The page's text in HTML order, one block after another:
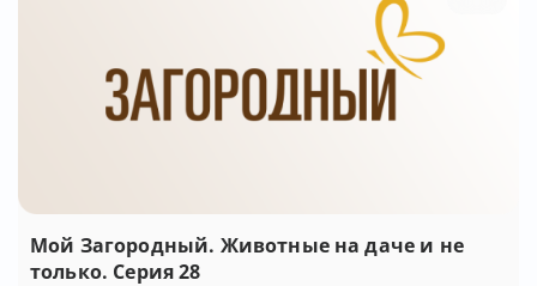
Мой Загородный. Животные на даче и не
только. Серия 28